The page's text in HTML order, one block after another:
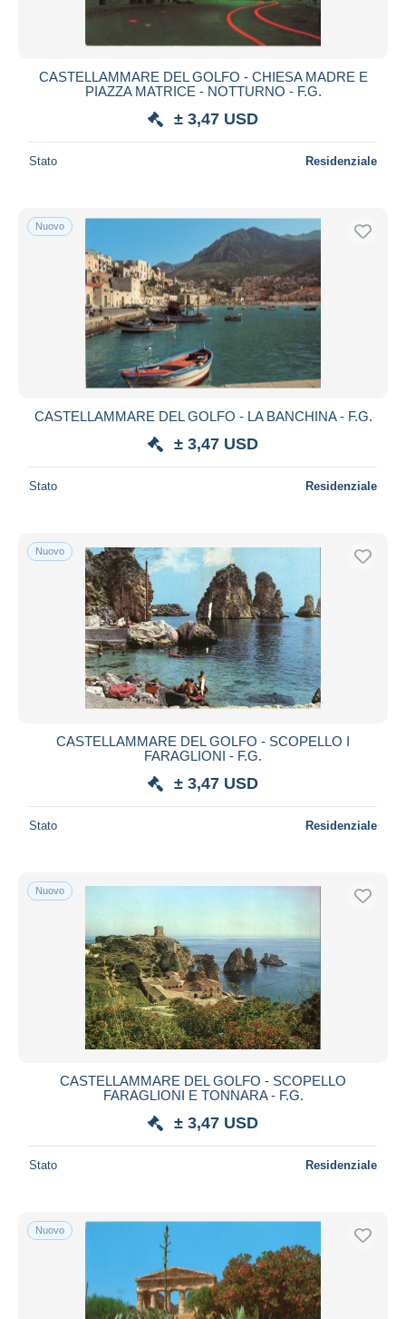
CASTELLAMMARE DEL GOLFO - CHIESA MADRE E
PIAZZA MATRICE - NOTTURNO - F.G.
± 3,47 USD
Stato Residenziale
Nuovo
CASTELLAMMARE DEL GOLFO - LA BANCHINA - F.G.
± 3,47 USD
Stato Residenziale
Nuovo
CASTELLAMMARE DEL GOLFO - SCOPELLO I
FARAGLIONI - F.G.
± 3,47 USD
Stato Residenziale
Nuovo
CASTELLAMMARE DEL GOLFO - SCOPELLO
FARAGLIONI E TONNARA - F.G.
± 3,47 USD
Stato Residenziale
Nuovo